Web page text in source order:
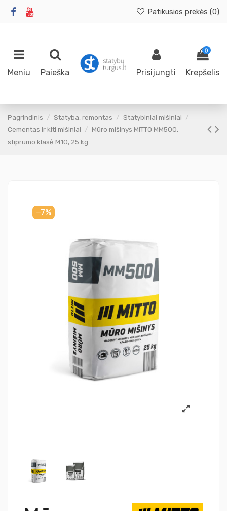
Patikusios prekės (0)
Meniu Paieška Prisijungti
0
Krepšelis
Pagrindinis Statyba, remontas
Statybiniai mišiniai
Cementas ir kiti mišiniai
Mūro mišinys MITTO MM500,
stiprumo klasė M10, 25 kg
−7%